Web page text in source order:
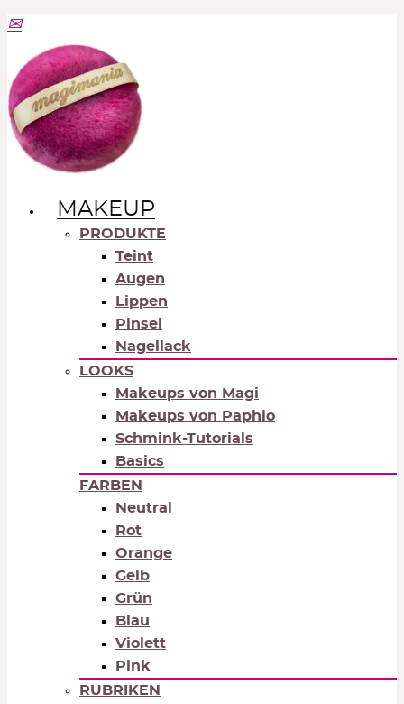
MAKEUP
PRODUKTE
Teint
Augen
Lippen
Pinsel
Nagellack
LOOKS
Makeups von Magi
Makeups von Paphio
Schmink-Tutorials
Basics
FARBEN
Neutral
Rot
Orange
Gelb
Grün
Blau
Violett
Pink
RUBRIKEN